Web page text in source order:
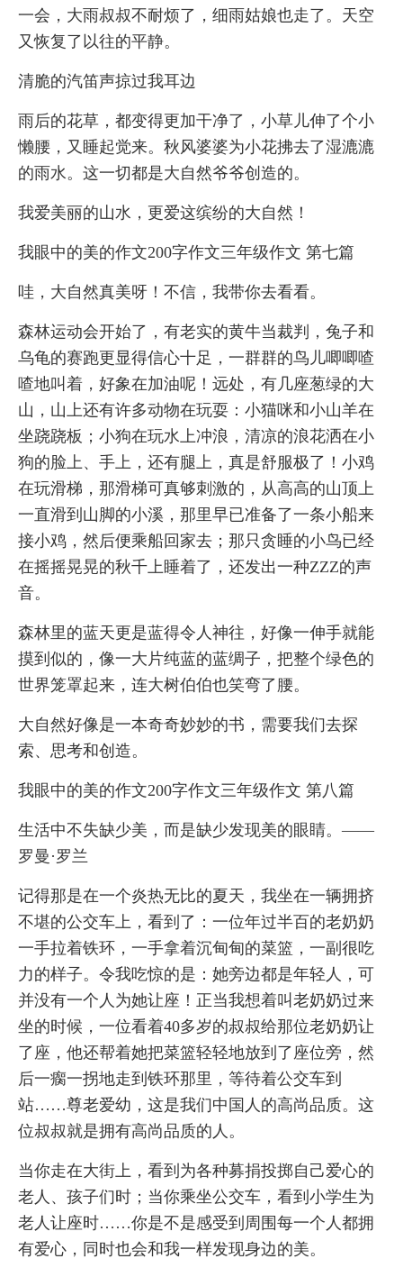
一会，大雨叔叔不耐烦了，细雨姑娘也走了。天空
又恢复了以往的平静。
清脆的汽笛声掠过我耳边
雨后的花草，都变得更加干净了，小草儿伸了个小
懒腰，又睡起觉来。秋风婆婆为小花拂去了湿漉漉
的雨水。这一切都是大自然爷爷创造的。
我爱美丽的山水，更爱这缤纷的大自然！
我眼中的美的作文200字作文三年级作文 第七篇
哇，大自然真美呀！不信，我带你去看看。
森林运动会开始了，有老实的黄牛当裁判，兔子和
乌龟的赛跑更显得信心十足，一群群的鸟儿唧唧喳
喳地叫着，好象在加油呢！远处，有几座葱绿的大
山，山上还有许多动物在玩耍：小猫咪和小山羊在
坐跷跷板；小狗在玩水上冲浪，清凉的浪花洒在小
狗的脸上、手上，还有腿上，真是舒服极了！小鸡
在玩滑梯，那滑梯可真够刺激的，从高高的山顶上
一直滑到山脚的小溪，那里早已准备了一条小船来
接小鸡，然后便乘船回家去；那只贪睡的小鸟已经
在摇摇晃晃的秋千上睡着了，还发出一种ZZZ的声
音。
森林里的蓝天更是蓝得令人神往，好像一伸手就能
摸到似的，像一大片纯蓝的蓝绸子，把整个绿色的
世界笼罩起来，连大树伯伯也笑弯了腰。
大自然好像是一本奇奇妙妙的书，需要我们去探
索、思考和创造。
我眼中的美的作文200字作文三年级作文 第八篇
生活中不失缺少美，而是缺少发现美的眼睛。——
罗曼·罗兰
记得那是在一个炎热无比的夏天，我坐在一辆拥挤
不堪的公交车上，看到了：一位年过半百的老奶奶
一手拉着铁环，一手拿着沉甸甸的菜篮，一副很吃
力的样子。令我吃惊的是：她旁边都是年轻人，可
并没有一个人为她让座！正当我想着叫老奶奶过来
坐的时候，一位看着40多岁的叔叔给那位老奶奶让
了座，他还帮着她把菜篮轻轻地放到了座位旁，然
后一瘸一拐地走到铁环那里，等待着公交车到
站……尊老爱幼，这是我们中国人的高尚品质。这
位叔叔就是拥有高尚品质的人。
当你走在大街上，看到为各种募捐投掷自己爱心的
老人、孩子们时；当你乘坐公交车，看到小学生为
老人让座时……你是不是感受到周围每一个人都拥
有爱心，同时也会和我一样发现身边的美。